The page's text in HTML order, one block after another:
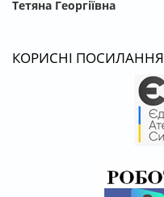
Тетяна Георгіївна
КОРИСНІ ПОСИЛАННЯ